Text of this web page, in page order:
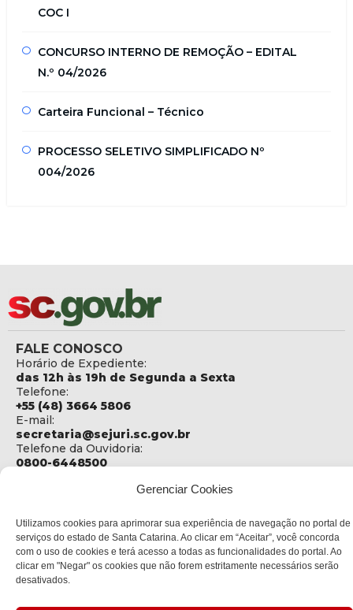
Gerenciar Cookies
Utilizamos cookies para aprimorar sua experiência de navegação no portal de
serviços do estado de Santa Catarina. Ao clicar em “Aceitar”, você concorda
com o uso de cookies e terá acesso a todas as funcionalidades do portal. Ao
clicar em "Negar" os cookies que não forem estritamente necessários serão
desativados.
COC I
CONCURSO INTERNO DE REMOÇÃO – EDITAL
N.º 04/2026
Carteira Funcional – Técnico
PROCESSO SELETIVO SIMPLIFICADO Nº
004/2026
FALE CONOSCO
Horário de Expediente:
das 12h às 19h de Segunda a Sexta
Telefone:
+55 (48) 3664 5806
E-mail:
secretaria@sejuri.sc.gov.br
Telefone da Ouvidoria:
0800-6448500
Social
Rua Fúlvio Aducci, 1214 - Loja 06
Bairro:
Estreito - Florianópolis - SC
88075-000